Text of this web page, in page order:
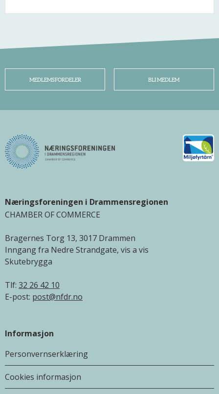
MEDLEMSFORDELER BLI MEDLEM
Næringsforeningen i Drammensregionen
CHAMBER OF COMMERCE
Bragernes Torg 13, 3017 Drammen
Inngang fra Nedre Strandgate, vis a vis
Skutebrygga
Tlf: 32 26 42 10
E-post: post@nfdr.no
Informasjon
Personvernserklæring
Cookies informasjon